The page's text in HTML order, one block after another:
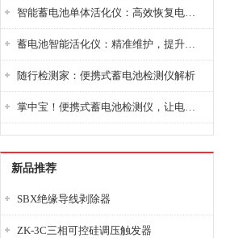
智能蓄电池单体活化仪：高效恢复电池性能，延长蓄电池使用寿命
蓄电池智能活化仪：精准维护，提升电池健康状态
随行检测家：便携式蓄电池检测仪解析
掌中宝！便携式蓄电池检测仪，让电池检测变得简单又快捷！
新品推荐
SBX绝缘导线剥除器
ZK-3C三相可控硅调压触发器